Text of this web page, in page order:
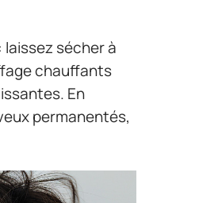
sécher à
chauffants
En
permanentés,